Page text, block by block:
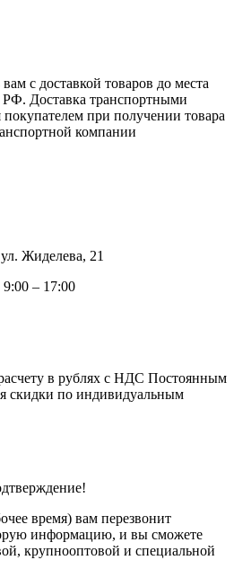
с доставкой товаров до места
РФ. Доставка транспортными
при получении товара
компании
Жиделева, 21
– 17:00
в рублях с НДС Постоянным
скидки по индивидуальным
время) вам перезвонит
информацию, и вы сможете
крупнооптовой и специальной